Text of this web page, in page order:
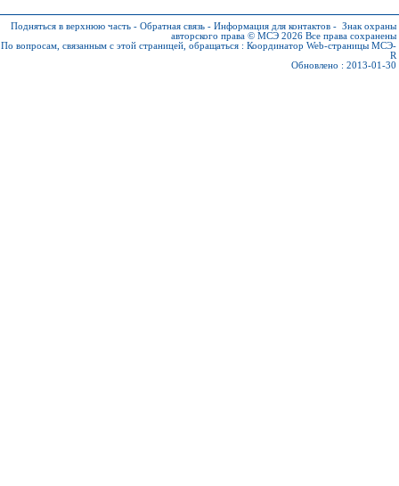
Подняться в верхнюю часть - Обратная связь - Информация для контактов - Знак охраны
авторского права © МСЭ 2026 Все права сохранены
По вопросам, связанным с этой страницей, обращаться : Координатор Web-страницы МСЭ-
R
Обновлено : 2013-01-30